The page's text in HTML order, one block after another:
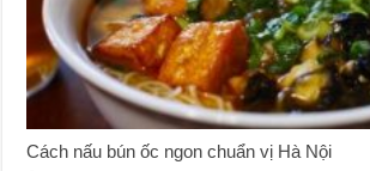
Cách nấu bún ốc ngon chuẩn vị Hà Nội